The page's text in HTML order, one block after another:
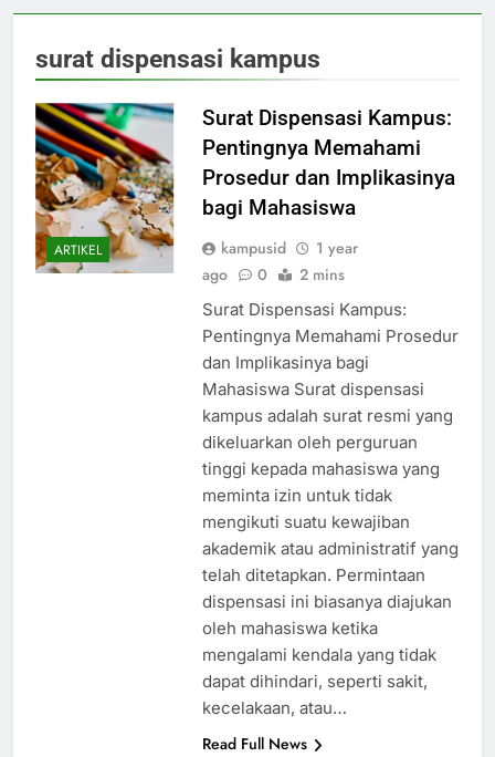
surat dispensasi kampus
ARTIKEL
Surat Dispensasi Kampus:
Pentingnya Memahami
Prosedur dan Implikasinya
bagi Mahasiswa
kampusid
1 year
ago
0 2 mins
Surat Dispensasi Kampus:
Pentingnya Memahami Prosedur
dan Implikasinya bagi
Mahasiswa Surat dispensasi
kampus adalah surat resmi yang
dikeluarkan oleh perguruan
tinggi kepada mahasiswa yang
meminta izin untuk tidak
mengikuti suatu kewajiban
akademik atau administratif yang
telah ditetapkan. Permintaan
dispensasi ini biasanya diajukan
oleh mahasiswa ketika
mengalami kendala yang tidak
dapat dihindari, seperti sakit,
kecelakaan, atau…
Read Full News